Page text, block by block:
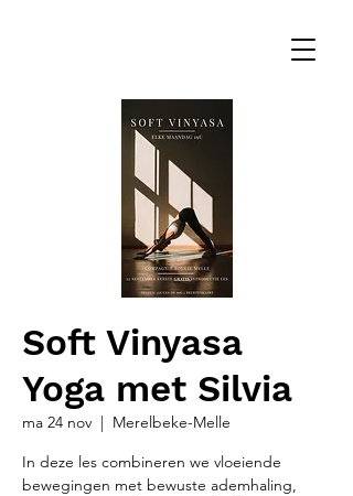
Soft Vinyasa
Yoga met Silvia
ma 24 nov
  |
Merelbeke-Melle
In deze les combineren we vloeiende
bewegingen met bewuste ademhaling,